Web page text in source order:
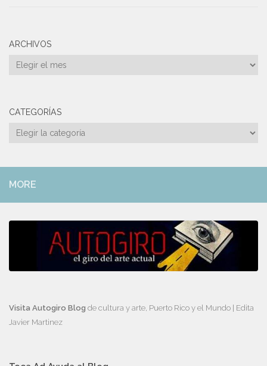
ARCHIVOS
Archivos
CATEGORÍAS
Categorías
MORE
Visita Autogiro Blog de cultura y arte, Puerto Rico y el Mundo | Edita
Javier Martinez